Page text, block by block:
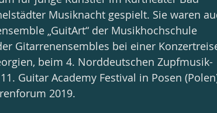
Musiknacht gespielt. Sie waren
„GuitArt“ der Musikhochschule
Gitarrenensembles bei einer
beim 4. Norddeutschen Zupfmusik-
Guitar Academy Festival in Posen
2019.